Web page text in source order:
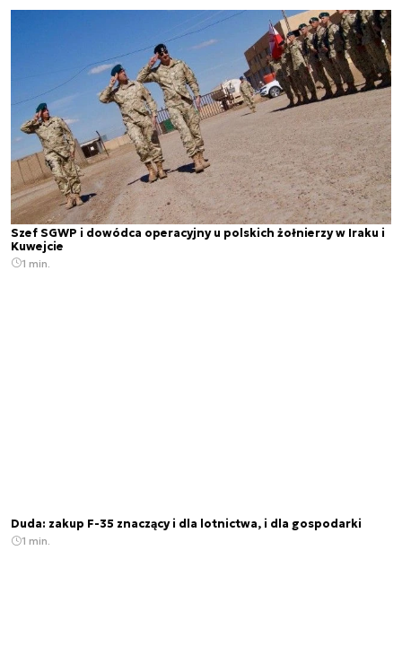
Szef SGWP i dowódca operacyjny u polskich żołnierzy w Iraku i
Kuwejcie
1 min.
Duda: zakup F-35 znaczący i dla lotnictwa, i dla gospodarki
1 min.